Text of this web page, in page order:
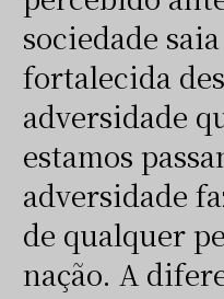
sociedade
fortalecida
adversidade
estamos
adversidade
de qualquer
nação. A